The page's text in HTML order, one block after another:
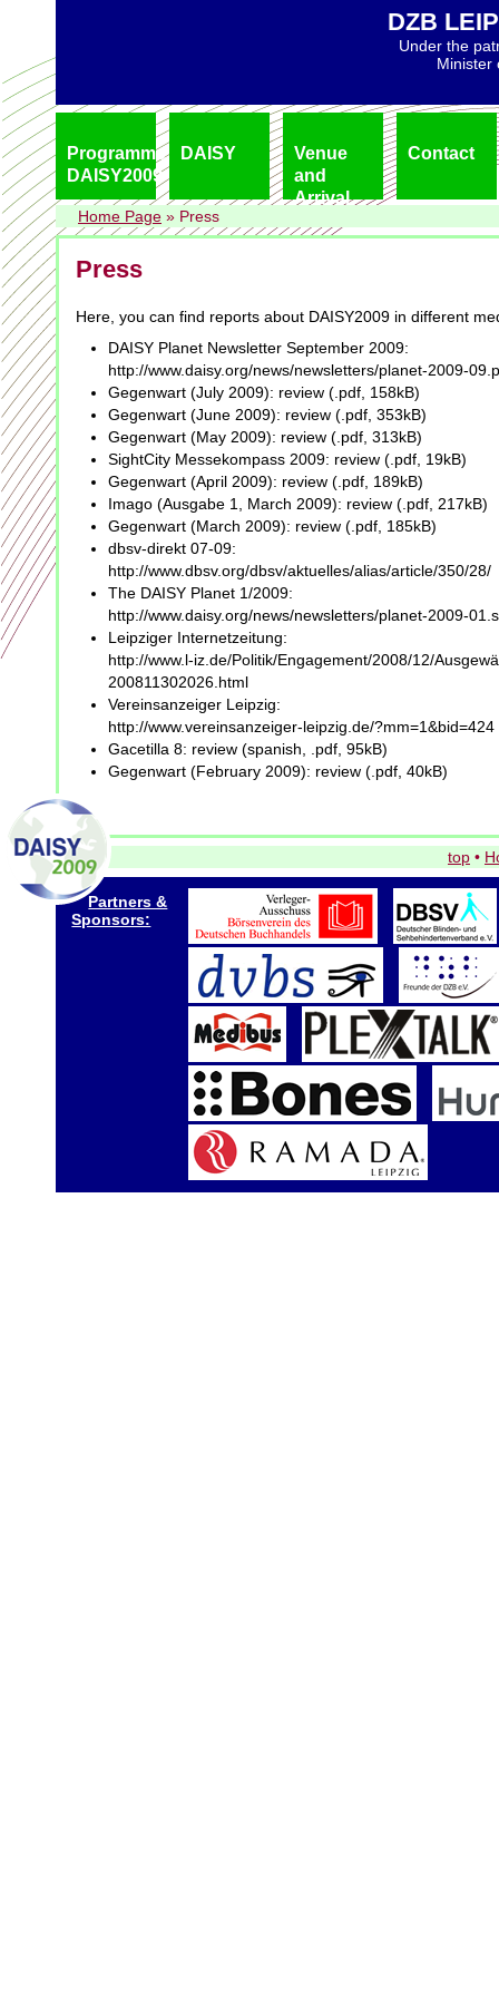
DZB
Under the
Minister
Programme
DAISY2009
DAISY
Venue
and
Arrival
Contact
Home Page » Press
Press
Here, you can find reports about DAISY2009 in different
DAISY Planet Newsletter September 2009:
http://www.daisy.org/news/newsletters/planet-2009-
Gegenwart (July 2009): review (.pdf, 158kB)
Gegenwart (June 2009): review (.pdf, 353kB)
Gegenwart (May 2009): review (.pdf, 313kB)
SightCity Messekompass 2009: review (.pdf, 19kB)
Gegenwart (April 2009): review (.pdf, 189kB)
Imago (Ausgabe 1, March 2009): review (.pdf, 217kB)
Gegenwart (March 2009): review (.pdf, 185kB)
dbsv-direkt 07-09:
http://www.dbsv.org/dbsv/aktuelles/alias/article/350/28/
The DAISY Planet 1/2009:
http://www.daisy.org/news/newsletters/planet-2009-
Leipziger Internetzeitung:
http://www.l-iz.de/Politik/Engagement/2008/12/
200811302026.html
Vereinsanzeiger Leipzig:
http://www.vereinsanzeiger-leipzig.de/?mm=1&bid=424
Gacetilla 8: review (spanish, .pdf, 95kB)
Gegenwart (February 2009): review (.pdf, 40kB)
top •
Partners &
Sponsors: